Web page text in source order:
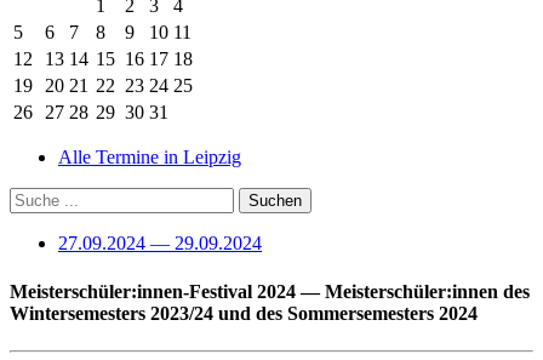
1
2 3
4
5
6 7 8 9 10 11
12
13 14 15 16 17 18
19 20 21 22 23 24 25
26 27 28 29 30 31
Alle Termine in Leipzig
27.09.2024 — 29.09.2024
Meisterschüler:innen-Festival 2024— Meisterschüler:innen des
Wintersemesters 2023/24 und des Sommersemesters 2024